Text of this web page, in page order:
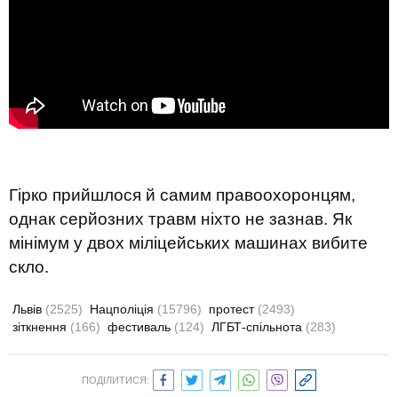
Гірко прийшлося й самим правоохоронцям,
однак серйозних травм ніхто не зазнав. Як
мінімум у двох міліцейських машинах вибите
скло.
Львів (2525) Нацполіція (15796) протест (2493)
зіткнення (166) фестиваль (124) ЛГБТ-спільнота (283)
ПОДІЛИТИСЯ: